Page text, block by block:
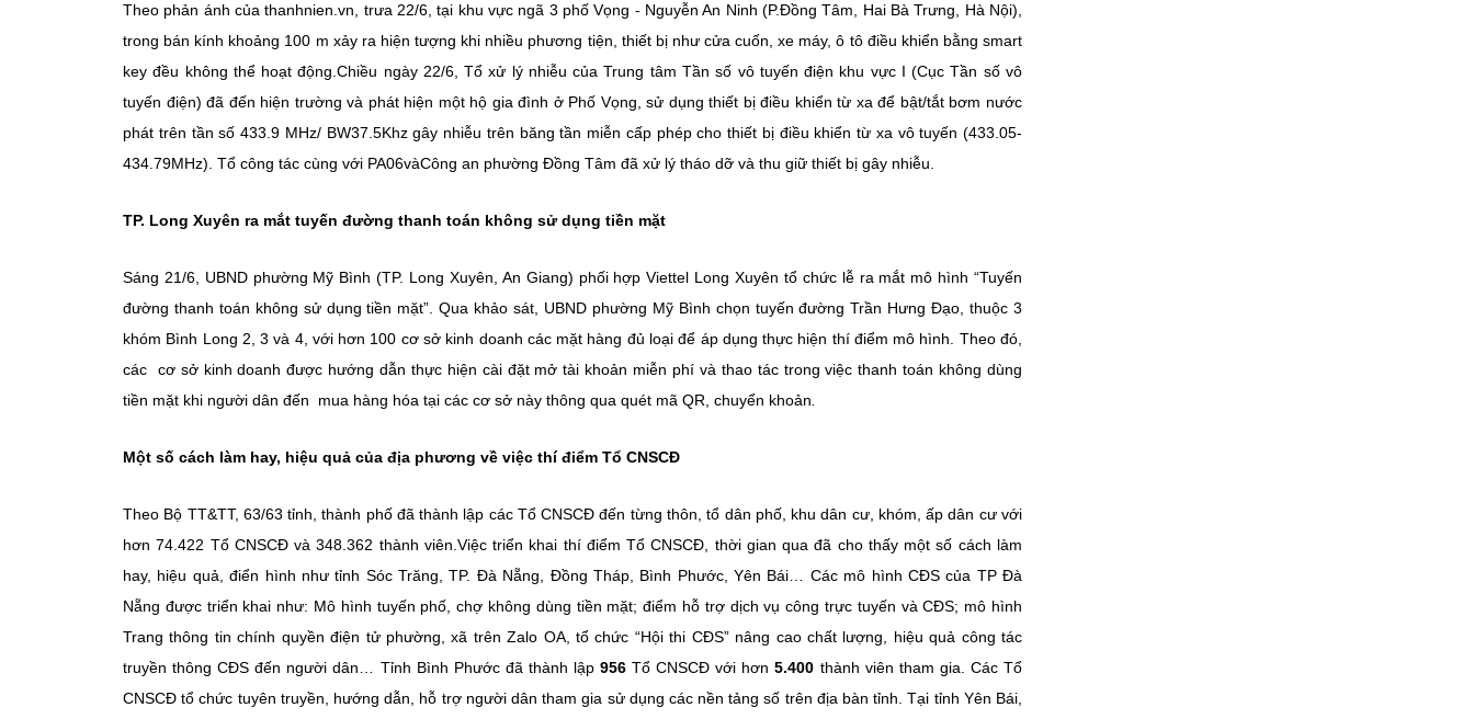
Theo phản ánh của thanhnien.vn, trưa 22/6, tại khu vực ngã 3 phố Vọng - Nguyễn An Ninh (P.Đồng Tâm, Hai Bà Trưng, Hà Nội),
trong bán kính khoảng 100 m xảy ra hiện tượng khi nhiều phương tiện, thiết bị như cửa cuốn, xe máy, ô tô điều khiển bằng smart
key đều không thể hoạt động.Chiều ngày 22/6, Tổ xử lý nhiễu của Trung tâm Tần số vô tuyến điện khu vực I (Cục Tần số vô
tuyến điện) đã đến hiện trường và phát hiện một hộ gia đình ở Phố Vọng, sử dụng thiết bị điều khiển từ xa để bật/tắt bơm nước
phát trên tần số 433.9 MHz/ BW37.5Khz gây nhiễu trên băng tần miễn cấp phép cho thiết bị điều khiển từ xa vô tuyến (433.05-
434.79MHz). Tổ công tác cùng với PA06vàCông an phường Đồng Tâm đã xử lý tháo dỡ và thu giữ thiết bị gây nhiễu.
TP. Long Xuyên ra mắt tuyến đường thanh toán không sử dụng tiền mặt
Sáng 21/6, UBND phường Mỹ Bình (TP. Long Xuyên, An Giang) phối hợp Viettel Long Xuyên tổ chức lễ ra mắt mô hình “Tuyến
đường thanh toán không sử dụng tiền mặt”. Qua khảo sát, UBND phường Mỹ Bình chọn tuyến đường Trần Hưng Đạo, thuộc 3
khóm Bình Long 2, 3 và 4, với hơn 100 cơ sở kinh doanh các mặt hàng đủ loại để áp dụng thực hiện thí điểm mô hình. Theo đó,
các cơ sở kinh doanh được hướng dẫn thực hiện cài đặt mở tài khoản miễn phí và thao tác trong việc thanh toán không dùng
tiền mặt khi người dân đến mua hàng hóa tại các cơ sở này thông qua quét mã QR, chuyển khoản
Một số cách làm hay, hiệu quả của địa phương về việc thí điểm Tổ CNSCĐ
Theo Bộ TT&TT, 63/63 tỉnh, thành phố đã thành lập các Tổ CNSCĐ đến từng thôn, tổ dân phố, khu dân cư, khóm, ấp dân cư với
hơn 74.422 Tổ CNSCĐ và 348.362 thành viên.Việc triển khai thí điểm Tổ CNSCĐ, thời gian qua đã cho thấy một số cách làm
hay, hiệu quả, điển hình như tỉnh Sóc Trăng, TP. Đà Nẵng, Đồng Tháp, Bình Phước, Yên Bái… Các mô hình CĐS của TP Đà
Nẵng được triển khai như: Mô hình tuyến phố, chợ không dùng tiền mặt; điểm hỗ trợ dịch vụ công trực tuyến và CĐS; mô hình
Trang thông tin chính quyền điện tử phường, xã trên Zalo OA, tổ chức “Hội thi CĐS” nâng cao chất lượng, hiệu quả công tác
truyền thông CĐS đến người dân… Tỉnh Bình Phước đã thành lập956 Tổ CNSCĐ với hơn5.400 thành viên tham gia. Các Tổ
CNSCĐ tổ chức tuyên truyền, hướng dẫn, hỗ trợ người dân tham gia sử dụng các nền tảng số trên địa bàn tỉnh. Tại tỉnh Yên Bái,